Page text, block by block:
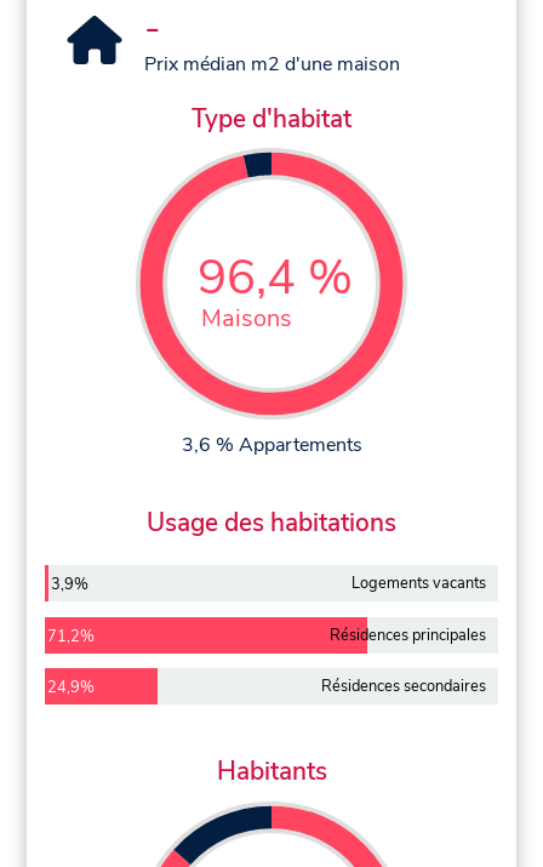
-
Prix médian m2 d'une maison
Type d'habitat
96,4 %
Maisons
3,6 % Appartements
Usage des habitations
3,9% Logements vacants
71,2% Résidences principales
24,9% Résidences secondaires
Habitants